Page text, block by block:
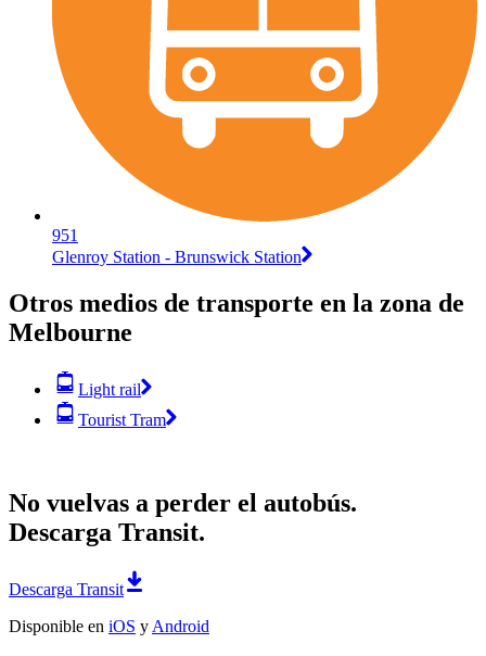
951
Glenroy Station - Brunswick Station
Otros medios de transporte en la zona de
Melbourne
Light rail
Tourist Tram
No vuelvas a perder el autobús.
Descarga Transit.
Descarga Transit
Disponible en iOS y Android